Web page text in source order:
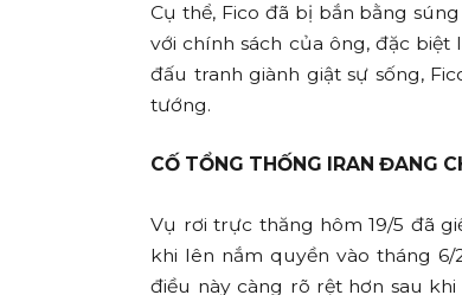
Cụ thể, Fico đã bị bắn bằng
với chính sách của ông, đặc biệt
đấu tranh giành giật sự sống,
tướng.
CỐ TỔNG THỐNG IRAN ĐANG
Vụ rơi trực thăng hôm 19/5 đã
khi lên nắm quyền vào tháng
điều này càng rõ rệt hơn sau